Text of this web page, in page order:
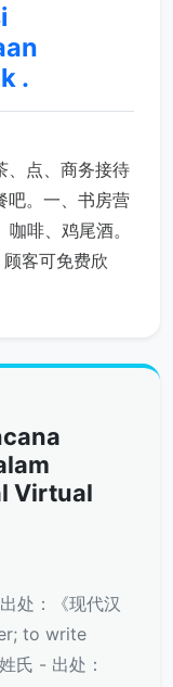
.
、点、商务接待
吧。一、书房营
啡、鸡尾酒。
客可免费欣
Virtual
处：《现代汉
to write
氏 - 出处：